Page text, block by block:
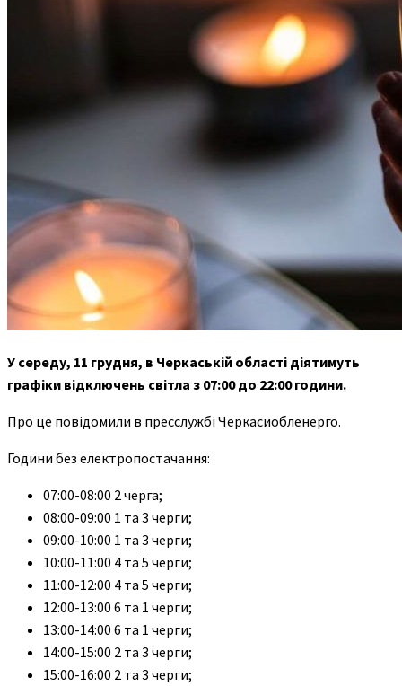
У середу, 11 грудня, в Черкаській області діятимуть
графіки відключень світла з 07:00 до 22:00 години.
Про це повідомили в пресслужбі Черкасиобленерго.
Години без електропостачання:
07:00-08:00 2 черга;
08:00-09:00 1 та 3 черги;
09:00-10:00 1 та 3 черги;
10:00-11:00 4 та 5 черги;
11:00-12:00 4 та 5 черги;
12:00-13:00 6 та 1 черги;
13:00-14:00 6 та 1 черги;
14:00-15:00 2 та 3 черги;
15:00-16:00 2 та 3 черги;